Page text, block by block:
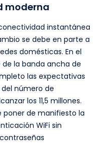
moderna
instantánea
se debe en parte a
domésticas. En el
de la banda ancha de
las expectativas
número de
los 11,5 millones.
poner de manifiesto la
WiFi sin